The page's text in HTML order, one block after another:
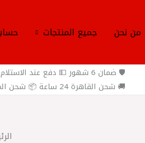
من نحن جميع المنتجات
🛡️ ضمان 6 شهور 💵 دفع عند الاستلام 🔄 استبدال سهل
🚚 شحن القاهرة 24 ساعة 📦 شحن المحافظات 72 ساعة